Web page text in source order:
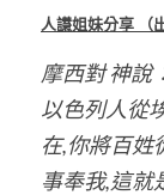
繁體
人譿姐妹分享 （
摩西對 神說
以色列人從
在,你將百姓
事奉我,這就